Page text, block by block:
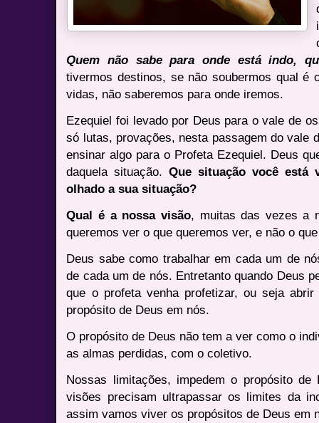
Quem não sabe para onde está indo,
tivermos destinos, se não soubermos qual é
vidas, não saberemos para onde iremos.
Ezequiel foi levado por Deus para o vale de
só lutas, provações, nesta passagem do vale
ensinar algo para o Profeta Ezequiel. Deus
daquela situação.Que situação você está
olhado a sua situação?
Qual é a nossa visão, muitas das vezes a
queremos ver o que queremos ver, e não o
Deus sabe como trabalhar em cada um de
de cada um de nós. Entretanto quando Deus
que o profeta venha profetizar, ou seja
propósito de Deus em nós.
O propósito de Deus não tem a ver como o
as almas perdidas, com o coletivo.
Nossas limitações, impedem o propósito
visões precisam ultrapassar os limites da
assim vamos viver os propósitos de Deus em